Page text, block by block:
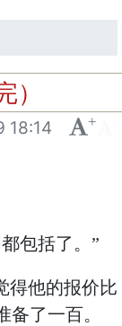
18:14 +
包括了。”
得他的报价比
了一百。